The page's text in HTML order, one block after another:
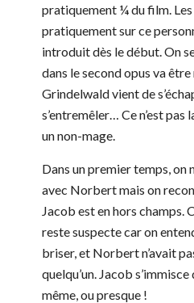
pratiquement ¼ du film.
pratiquement sur ce
introduit dès le début. On
dans le second opus va
Grindelwald vient de
s’entremêler… Ce n’est
un non-mage.
Dans un premier temps, on
avec Norbert mais on
Jacob est en hors champs.
reste suspecte car on
briser, et Norbert n’avait
quelqu’un. Jacob
même, ou presque !